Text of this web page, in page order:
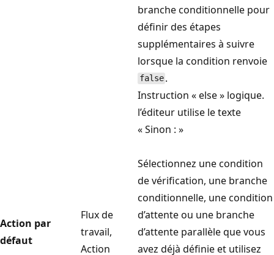
branche conditionnelle pour
définir des étapes
supplémentaires à suivre
lorsque la condition renvoie
false .
Action par
défaut
Flux de
travail,
Action
Instruction « else » logique.
l’éditeur utilise le texte
« Sinon : »
Sélectionnez une condition
de vérification, une branche
conditionnelle, une condition
d’attente ou une branche
d’attente parallèle que vous
avez déjà définie et utilisez